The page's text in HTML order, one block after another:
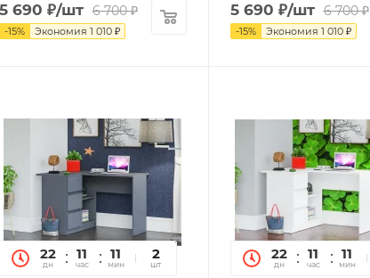
5 690 ₽/шт 6 700₽
-15% Экономия 1 010₽
5 690 ₽/шт 6 700₽
-15% Экономия 1 010₽
22
дн
11
час
11
мин
45
сек
2
шт
22
дн
11
час
11
мин